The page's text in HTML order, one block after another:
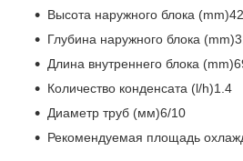
Высота наружного блока
Глубина наружного блока
Длина внутреннего блока
Количество конденсата (l/h)1.4
Диаметр труб (мм)6/10
Рекомендуемая площадь